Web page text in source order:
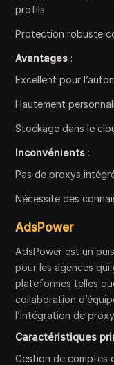
profils
Protection robuste
Avantages :
Excellent pour
Hautement
Stockage dans le
Inconvénients :
Pas de proxys
Nécessite des
AdsPower
AdsPower est un
pour les agences qui
plateformes telles
collaboration
l’intégration de
Caractéristiques
Gestion de comptes